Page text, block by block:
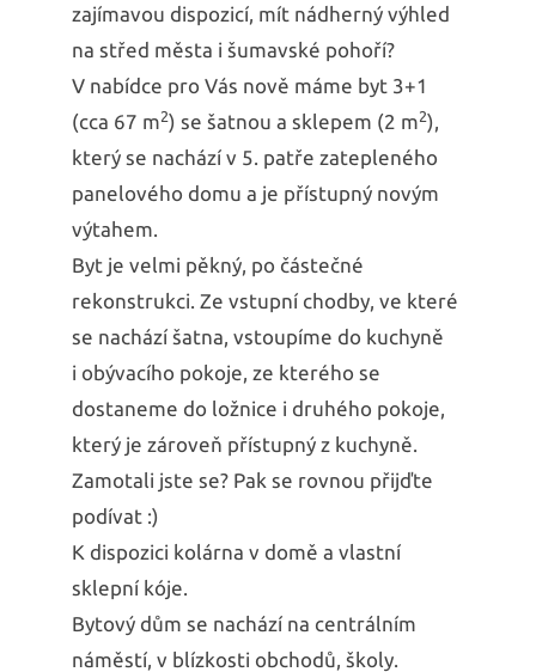
zajímavou dispozicí, mít nádherný výhled
na střed města i šumavské pohoří?
V nabídce pro Vás nově máme byt 3+1
(cca 67 m2) se šatnou a sklepem (2 m2),
který se nachází v 5. patře zatepleného
panelového domu a je přístupný novým
výtahem.
Byt je velmi pěkný, po částečné
rekonstrukci. Ze vstupní chodby, ve které
se nachází šatna, vstoupíme do kuchyně
i obývacího pokoje, ze kterého se
dostaneme do ložnice i druhého pokoje,
který je zároveň přístupný z kuchyně.
Zamotali jste se? Pak se rovnou přijďte
podívat :)
K dispozici kolárna v domě a vlastní
sklepní kóje.
Bytový dům se nachází na centrálním
náměstí, v blízkosti obchodů, školy.